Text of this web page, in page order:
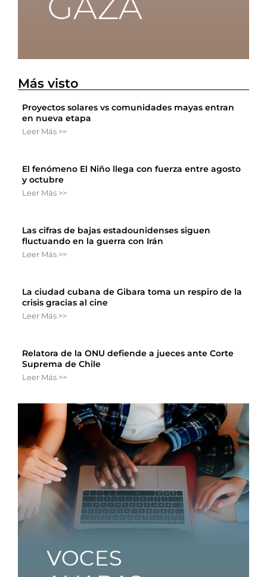
Más visto
Proyectos solares vs comunidades mayas entran
en nueva etapa
Leer Más >>
El fenómeno El Niño llega con fuerza entre agosto
y octubre
Leer Más >>
Las cifras de bajas estadounidenses siguen
fluctuando en la guerra con Irán
Leer Más >>
La ciudad cubana de Gibara toma un respiro de la
crisis gracias al cine
Leer Más >>
Relatora de la ONU defiende a jueces ante Corte
Suprema de Chile
Leer Más >>